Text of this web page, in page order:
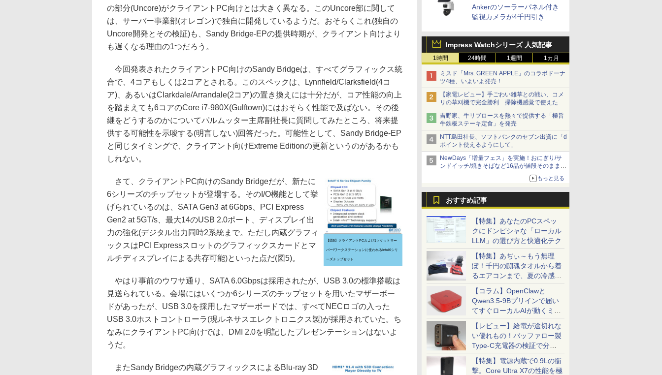
Ankerのソーラーパネル付き
監視カメラが4千円引き
Impress Watchシリーズ 人気記事
1時間 24時間 1週間 1カ月
ミスド「Mrs. GREEN APPLE」のコラボドーナ
ツ4種、いよいよ発売！
【家電レビュー】手ごわい雑草との戦い、コメ
リの草刈機で完全勝利 掃除機感覚で使えた
吉野家、牛リブロースを熱々で提供する「極旨
牛鉄板ステーキ定食」を発売
NTT島田社長、ソフトバンクのセブン出資に「d
ポイント使えるようにして」
NewDays「増量フェス」を実施！おにぎり/サ
ンドイッチ/焼きそばなど16品が値段そのままで
もっと見る
おすすめ記事
【特集】あなたのPCスペッ
クにドンピシャな「ローカル
LLM」の選び方と快適化テク
【特集】あぢぃ～もう無理
ぽ！千円の闘魂タオルから着
るエアコンまで、夏の冷感グ
ッズ一挙紹介
【コラム】OpenClawと
Qwen3.5-9Bプリインで届い
てすぐローカルAIが動くミニ
PC「SER9 Pro」
【レビュー】給電が途切れな
い優れもの！バッファロー製
Type-C充電器の検証で分か
ったこと
【特集】電源内蔵で0.9Lの衝
撃。Core Ultra X7の性能を極
の部分(Uncore)がクライアントPC向けとは大きく異なる。このUncore部に関して
は、サーバー事業部(オレゴン)で独自に開発しているようだ。おそらくこれ(独自の
Uncore開発とその検証)も、Sandy Bridge-EPの提供時期が、クライアント向けより
も遅くなる理由の1つだろう。
今回発表されたクライアントPC向けのSandy Bridgeは、すべてグラフィックス統
合で、4コアもしくは2コアとされる。このスペックは、Lynnfield/Clarksfield(4コ
ア)、あるいはClarkdale/Arrandale(2コア)の置き換えには十分だが、コア性能の向上
を踏まえても6コアのCore i7-980X(Gulftown)にはおそらく性能で及ばない。その後
継をどうするのかについてパルムッター主席副社長に質問してみたところ、将来提
供する可能性を示唆する(明言しない)回答だった。可能性として、Sandy Bridge-EP
と同じタイミングで、クライアント向けExtreme Editionの更新というのがあるかも
しれない。
【図5】クライアントPCおよび1ソケットサー
バー/ワークステーションに使われるIntel6シリ
ーズチップセット
さて、クライアントPC向けのSandy Bridgeだが、新たに
6シリーズのチップセットが登場する。そのI/O機能として挙
げられているのは、SATA Gen3 at 6Gbps、PCI Express
Gen2 at 5GT/s、最大14のUSB 2.0ポート、ディスプレイ出
力の強化(デジタル出力同時2系統まで。ただし内蔵グラフィ
ックスはPCI Expressスロットのグラフィックスカードとマ
ルチディスプレイによる共存可能)といった点だ(図5)。
やはり事前のウワサ通り、SATA 6.0Gbpsは採用されたが、USB 3.0の標準搭載は
見送られている。会場にはいくつか6シリーズのチップセットを用いたマザーボー
ドがあったが、USB 3.0を採用したマザーボードでは、すべてNECロゴの入った
USB 3.0ホストコントローラ(現ルネサスエレクトロニクス製)が採用されていた。ち
なみにクライアントPC向けでは、DMI 2.0を明記したプレゼンテーションはないよ
うだ。
またSandy Bridgeの内蔵グラフィックスによるBlu-ray 3D